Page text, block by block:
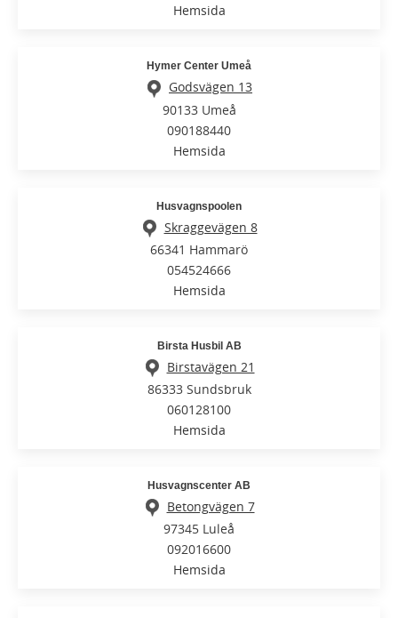
Hemsida
Hymer Center Umeå
Godsvägen 13
90133 Umeå
090188440
Hemsida
Husvagnspoolen
Skraggevägen 8
66341 Hammarö
054524666
Hemsida
Birsta Husbil AB
Birstavägen 21
86333 Sundsbruk
060128100
Hemsida
Husvagnscenter AB
Betongvägen 7
97345 Luleå
092016600
Hemsida